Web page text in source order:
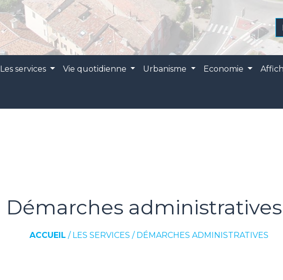
Les services Vie quotidienne Urbanisme Economie
Démarches administratives
ACCUEIL / LES SERVICES / DÉMARCHES ADMINISTRATIVES